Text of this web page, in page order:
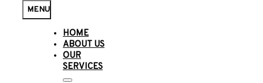
MENU
HOME
ABOUT US
OUR
SERVICES